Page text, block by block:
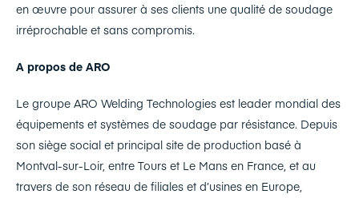
en œuvre pour assurer à ses clients une qualité de soudage
irréprochable et sans compromis.
A propos de ARO
Le groupe ARO Welding Technologies est leader mondial des
équipements et systèmes de soudage par résistance. Depuis
son siège social et principal site de production basé à
Montval-sur-Loir, entre Tours et Le Mans en France, et au
travers de son réseau de filiales et d’usines en Europe,